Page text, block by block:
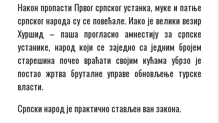
Након пропасти Првог српског устанка, муке и патње
српског народа су се повећале. Иако је велики везир
Хуршид – паша прогласио амнестију за српске
устанике, народ који се заједно са једним бројем
старешина почео враћати својим кућама убрзо је
постао жртва бруталне управе обновљење турске
власти.
Српски народ је практично стављен ван закона.